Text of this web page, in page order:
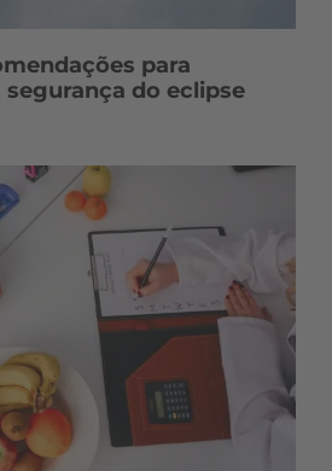
para
do eclipse